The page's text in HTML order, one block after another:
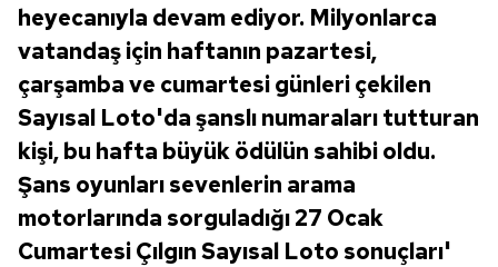
heyecanıyla devam ediyor. Milyonlarca
vatandaş için haftanın pazartesi,
çarşamba ve cumartesi günleri çekilen
Sayısal Loto'da şanslı numaraları tutturan
kişi, bu hafta büyük ödülün sahibi oldu.
Şans oyunları sevenlerin arama
motorlarında sorguladığı 27 Ocak
Cumartesi Çılgın Sayısal Loto sonuçları'